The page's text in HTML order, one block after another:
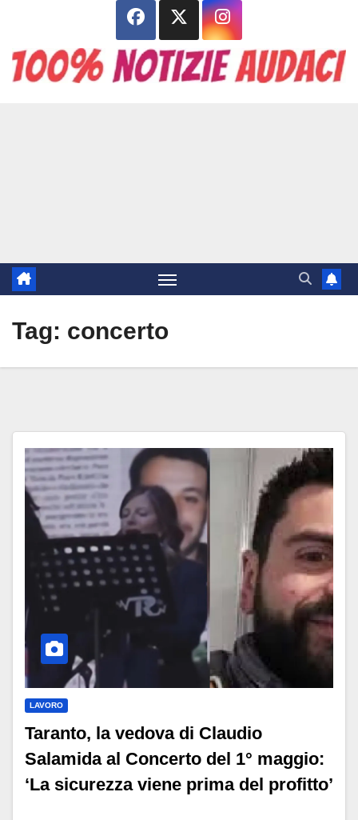
contenuto
Tag: concerto
LAVORO
Taranto, la vedova di Claudio
Salamida al Concerto del 1° maggio:
‘La sicurezza viene prima del profitto’